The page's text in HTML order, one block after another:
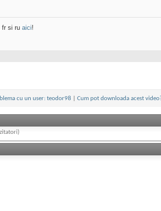
fr si ru aici!
cu un user: teodor98 Cum pot downloada acest